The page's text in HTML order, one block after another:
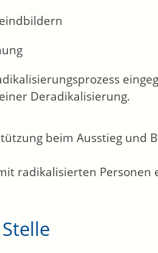
Deradikalisierung.
beim Ausstieg und
radikalisierten